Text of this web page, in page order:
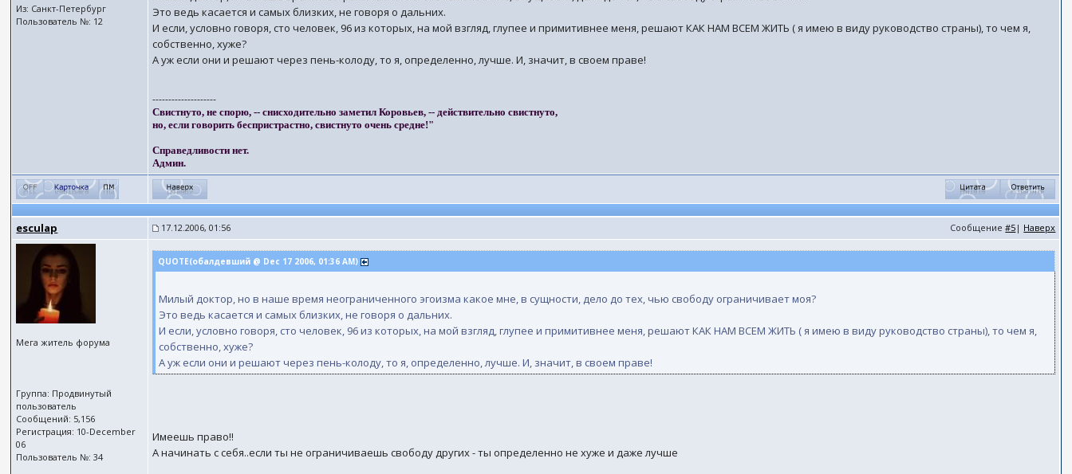
Из: Санкт-Петербург
Пользователь №: 12
Это ведь касается и самых близких, не говоря о дальних.
И если, условно говоря, сто человек, 96 из которых, на мой взгляд, глупее и примитивнее меня, решают КАК НАМ ВСЕМ ЖИТЬ ( я имею в виду руководство страны), то чем я,
собственно, хуже?
А уж если они и решают через пень-колоду, то я, определенно, лучше. И, значит, в своем праве!
--------------------
Свистнуто, не спорю, -- снисходительно заметил Коровьев, -- действительно свистнуто,
но, если говорить беспристрастно, свистнуто очень средне!"
Справедливости нет.
Админ.
esculap 17.12.2006, 01:56 Сообщение#5 | Наверх
Мега житель форума
Группа: Продвинутый
пользователь
Сообщений: 5,156
Регистрация: 10-December
06
Пользователь №: 34
QUOTE(обалдевший @ Dec 17 2006, 01:36 AM)
Милый доктор, но в наше время неограниченного эгоизма какое мне, в сущности, дело до тех, чью свободу ограничивает моя?
Это ведь касается и самых близких, не говоря о дальних.
И если, условно говоря, сто человек, 96 из которых, на мой взгляд, глупее и примитивнее меня, решают КАК НАМ ВСЕМ ЖИТЬ ( я имею в виду руководство страны), то чем я,
собственно, хуже?
А уж если они и решают через пень-колоду, то я, определенно, лучше. И, значит, в своем праве!
Имеешь право!!
А начинать с себя..если ты не ограничиваешь свободу других - ты определенно не хуже и даже лучше